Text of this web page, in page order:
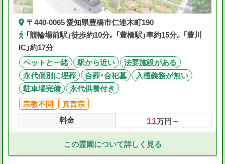
〒440-0065 愛知県豊橋市仁連木町190
「競輪場前駅」徒歩約10分。「豊橋駅」車約15分。「豊川
IC」約17分
ペットと一緒
駅から近い
法要施設がある
永代個別に埋葬
合葬・合祀墓
入檀義務が無い
駐車場完備
永代供養付き
宗教不問
真言宗
料金
11万円～
この霊園について詳しく見る